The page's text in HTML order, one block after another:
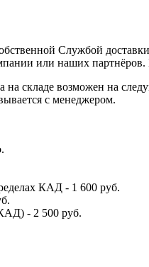
Службой
или наших
складе возможен на
с менеджером.
КАД - 1 600 руб.
- 2 500 руб.